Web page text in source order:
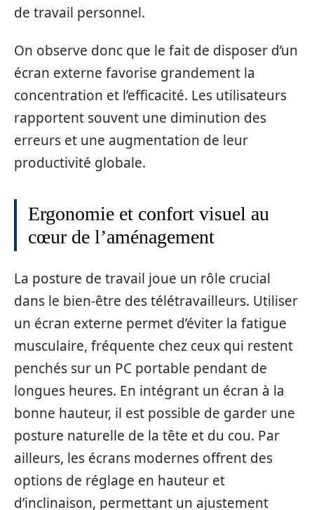
de travail personnel.
On observe donc que le fait de disposer d’un
écran externe favorise grandement la
concentration et l’efficacité. Les utilisateurs
rapportent souvent une diminution des
erreurs et une augmentation de leur
productivité globale.
Ergonomie et confort visuel au
cœur de l’aménagement
La posture de travail joue un rôle crucial
dans le bien-être des télétravailleurs. Utiliser
un écran externe permet d’éviter la fatigue
musculaire, fréquente chez ceux qui restent
penchés sur un PC portable pendant de
longues heures. En intégrant un écran à la
bonne hauteur, il est possible de garder une
posture naturelle de la tête et du cou. Par
ailleurs, les écrans modernes offrent des
options de réglage en hauteur et
d’inclinaison, permettant un ajustement